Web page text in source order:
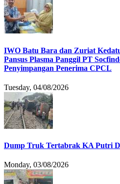
IWO Batu Bara dan Zuriat
Pansus Plasma Panggil PT
Penyimpangan Penerima CPCL
Tuesday, 04/08/2026
Dump Truk Tertabrak KA Putri
Monday, 03/08/2026